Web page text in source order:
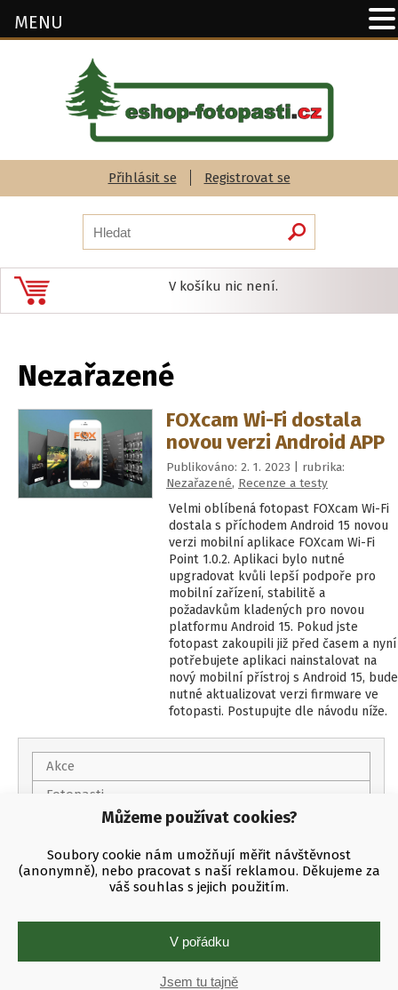
Můžeme používat cookies?
Soubory cookie nám umožňují měřit návštěvnost
(anonymně), nebo pracovat s naší reklamou. Děkujeme za
váš souhlas s jejich použitím.
V pořádku
Jsem tu tajně
Přihlásit se Registrovat se
V košíku nic není.
Nezařazené
FOXcam Wi-Fi dostala
novou verzi Android APP
Publikováno: 2. 1. 2023 | rubrika:
Nezařazené, Recenze a testy
Velmi oblíbená fotopast FOXcam Wi-Fi
dostala s příchodem Android 15 novou
verzi mobilní aplikace FOXcam Wi-Fi
Point 1.0.2. Aplikaci bylo nutné
upgradovat kvůli lepší podpoře pro
mobilní zařízení, stabilitě a
požadavkům kladených pro novou
platformu Android 15. Pokud jste
fotopast zakoupili již před časem a nyní
potřebujete aplikaci nainstalovat na
nový mobilní přístroj s Android 15, bude
nutné aktualizovat verzi firmware ve
fotopasti. Postupujte dle návodu níže.
Akce
Fotopasti
Návody a postupy
Nezařazené
Novinky
MENU